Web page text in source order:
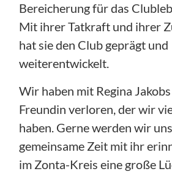
Bereicherung für das
Mit ihrer Tatkraft und ihrer
hat sie den Club geprägt und
weiterentwickelt.
Wir haben mit Regina
Freundin verloren, der wir
haben. Gerne werden wir
gemeinsame Zeit mit ihr
im Zonta-Kreis eine große